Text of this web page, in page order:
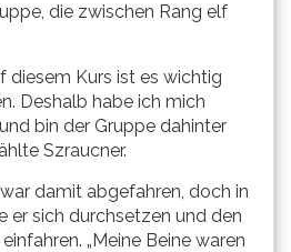
die zwischen Rang elf
diesem Kurs ist es wichtig
Deshalb habe ich mich
bin der Gruppe dahinter
Szraucner.
damit abgefahren, doch in
er sich durchsetzen und den
„Meine Beine waren